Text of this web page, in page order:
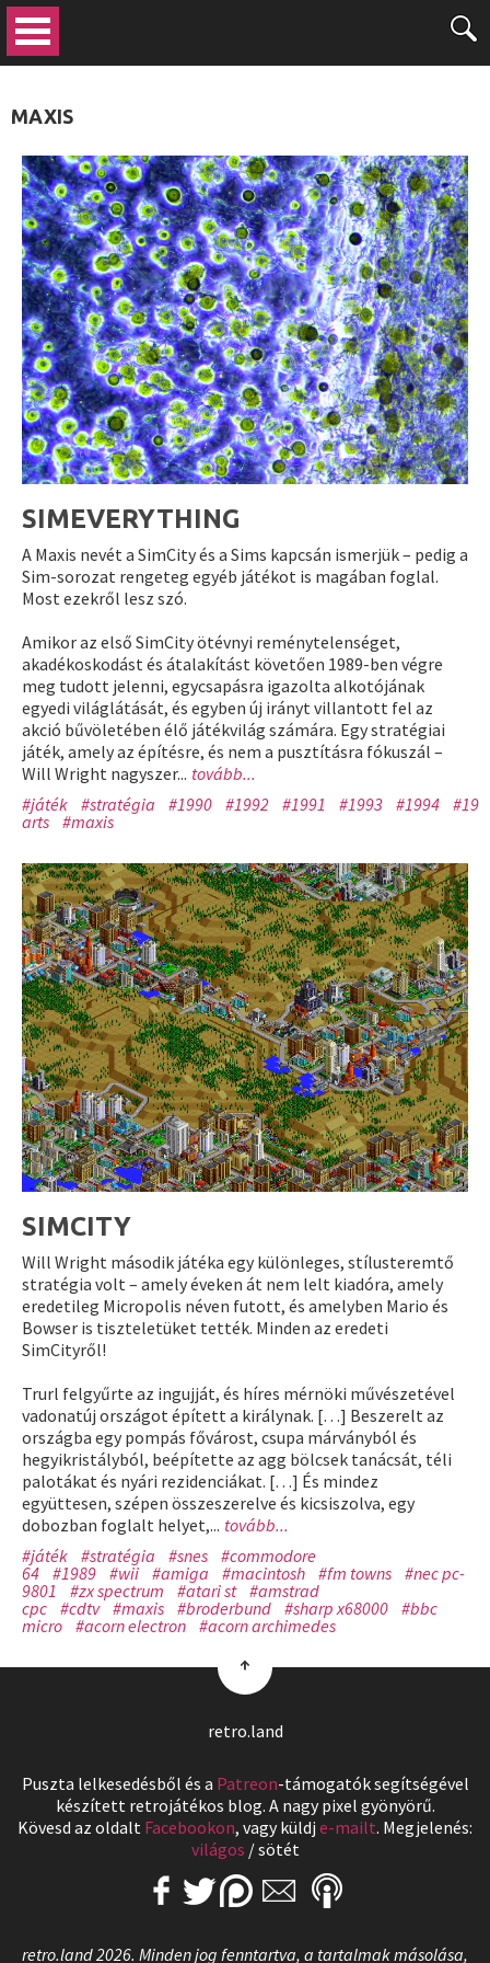
MAXIS
SIMEVERYTHING
A Maxis nevét a SimCity és a Sims kapcsán ismerjük – pedig a
Sim-sorozat rengeteg egyéb játékot is magában foglal.
Most ezekről lesz szó.
Amikor az első SimCity ötévnyi reménytelenséget,
akadékoskodást és átalakítást követően 1989-ben végre
meg tudott jelenni, egycsapásra igazolta alkotójának
egyedi világlátását, és egyben új irányt villantott fel az
akció bűvöletében élő játékvilág számára. Egy stratégiai
játék, amely az építésre, és nem a pusztításra fókuszál –
Will Wright nagyszer... tovább...
#játék #stratégia #1990 #1992 #1991 #1993 #1994
arts #maxis
SIMCITY
Will Wright második játéka egy különleges, stílusteremtő
stratégia volt – amely éveken át nem lelt kiadóra, amely
eredetileg Micropolis néven futott, és amelyben Mario és
Bowser is tiszteletüket tették. Minden az eredeti
SimCityről!
Trurl felgyűrte az ingujját, és híres mérnöki művészetével
vadonatúj országot épített a királynak. […] Beszerelt az
országba egy pompás fővárost, csupa márványból és
hegyikristályból, beépítette az agg bölcsek tanácsát, téli
palotákat és nyári rezidenciákat. […] És mindez
együttesen, szépen összeszerelve és kicsiszolva, egy
dobozban foglalt helyet,... tovább...
#játék #stratégia #snes #commodore
64 #1989 #wii #amiga #macintosh #fm towns #nec pc-
9801
#zx spectrum #atari st #amstrad
cpc #cdtv #maxis #broderbund #sharp x68000 #bbc
micro #acorn electron #acorn archimedes
↑
retro.land
Puszta lelkesedésből és a Patreon-támogatók segítségével
készített retrojátékos blog. A nagy pixel gyönyörű.
Kövesd az oldalt Facebookon, vagy küldj e-mailt. Megjelenés:
világos /sötét
retro.land 2026. Minden jog fenntartva, a tartalmak másolása,